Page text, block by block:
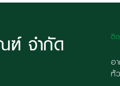
ฑ์ จำกัด ติ
อ
ห้